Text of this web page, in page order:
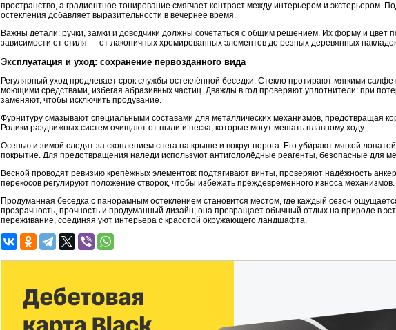
пространство, а градиентное тонирование смягчает контраст между интерьером и экстерьером.
остекления добавляет выразительности в вечернее время.
Важны детали: ручки, замки и доводчики должны сочетаться с общим решением. Их форму и цвет
зависимости от стиля — от лаконичных хромированных элементов до резных деревянных
Эксплуатация и уход: сохранение первозданного вида
Регулярный уход продлевает срок службы остеклённой беседки. Стекло протирают мягкими
моющими средствами, избегая абразивных частиц. Дважды в год проверяют уплотнители: при
заменяют, чтобы исключить продувание.
Фурнитуру смазывают специальными составами для металлических механизмов, предотвращая
Ролики раздвижных систем очищают от пыли и песка, которые могут мешать плавному ходу.
Осенью и зимой следят за скоплением снега на крыше и вокруг порога. Его убирают мягкой
покрытие. Для предотвращения наледи используют антигололёдные реагенты, безопасные для
Весной проводят ревизию крепёжных элементов: подтягивают винты, проверяют надёжность
перекосов регулируют положение створок, чтобы избежать преждевременного износа механизмов.
Продуманная беседка с панорамным остеклением становится местом, где каждый сезон
прозрачность, прочность и продуманный дизайн, она превращает обычный отдых на природе в
переживание, соединяя уют интерьера с красотой окружающего ландшафта.